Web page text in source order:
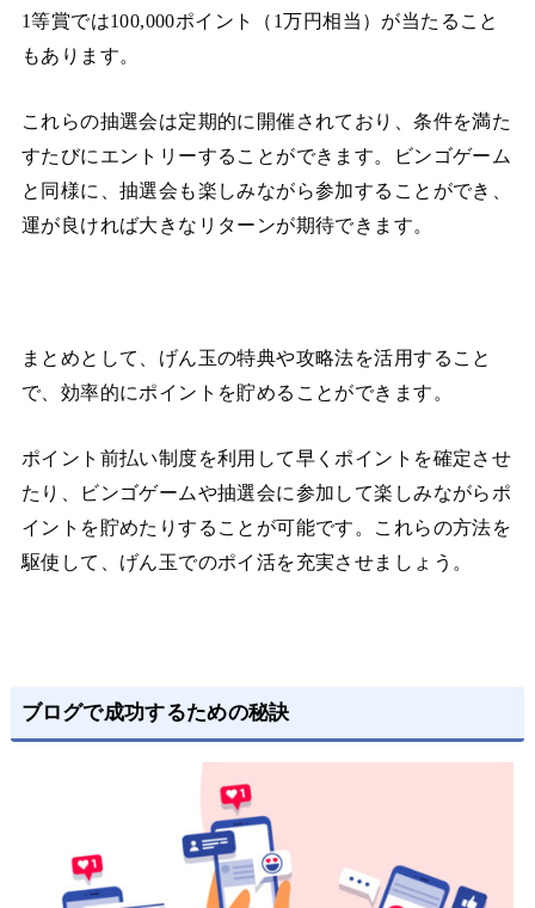
1等賞では100,000ポイント（1万円相当）が当たること
もあります。
これらの抽選会は定期的に開催されており、条件を満た
すたびにエントリーすることができます。ビンゴゲーム
と同様に、抽選会も楽しみながら参加することができ、
運が良ければ大きなリターンが期待できます。
まとめとして、げん玉の特典や攻略法を活用すること
で、効率的にポイントを貯めることができます。
ポイント前払い制度を利用して早くポイントを確定させ
たり、ビンゴゲームや抽選会に参加して楽しみながらポ
イントを貯めたりすることが可能です。これらの方法を
駆使して、げん玉でのポイ活を充実させましょう。
ブログで成功するための秘訣